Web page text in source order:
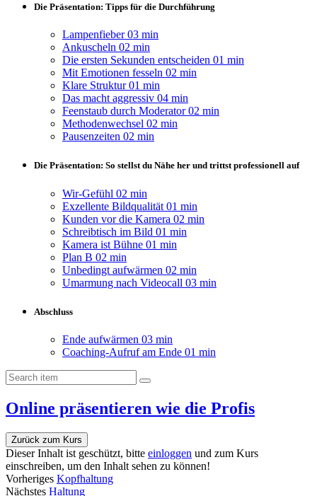
Die Präsentation: Tipps für die Durchführung
Lampenfieber 03 min
Ankuscheln 02 min
Die ersten Sekunden entscheiden 01 min
Mit Emotionen fesseln 02 min
Klare Struktur 01 min
Das macht aggressiv 04 min
Feenstaub durch Moderator 02 min
Methodenwechsel 02 min
Pausenzeiten 02 min
Die Präsentation: So stellst du Nähe her und trittst professionell auf
Wir-Gefühl 02 min
Exzellente Bildqualität 01 min
Kunden vor die Kamera 02 min
Schreibtisch im Bild 01 min
Kamera ist Bühne 01 min
Plan B 02 min
Unbedingt aufwärmen 02 min
Umarmung nach Videocall 03 min
Abschluss
Ende aufwärmen 03 min
Coaching-Aufruf am Ende 01 min
Online präsentieren wie die Profis
Zurück zum Kurs
Dieser Inhalt ist geschützt, bitte einloggen und zum Kurs
einschreiben, um den Inhalt sehen zu können!
Vorheriges Kopfhaltung
Nächstes Haltung